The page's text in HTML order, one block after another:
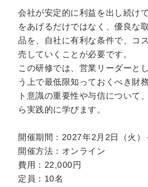
会社が安定的に利益を出し続け
をあげるだけではなく、優良な
品を、自社に有利な条件で、コ
売していくことが必要です。
この研修では、営業リーダーと
う上で最低限知っておくべき財
ト意識の重要性や与信について
ら実践的に学びます。
開催期間：2027年2月2日（火）
開催方法：オンライン
費用：22,000円
定員：10名